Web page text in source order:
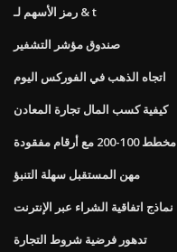
رمز الأسهم لـ & t
صندوق مؤشر التشفير
اتجاه الذهب في الفوركس اليوم
كيفية كسب المال تجارة المعادن
مخطط 100-200 مع أرقام مفقودة
مهن المستقبل سهلة التنبؤ
نماذج اتفاقية الشراء عبر الإنترنت
تدهور فرضية شروط التجارة